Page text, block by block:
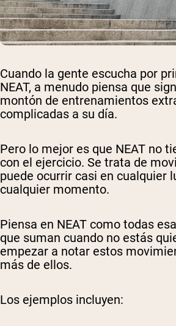
Cuando la gente escucha por
NEAT, a menudo piensa que
montón de entrenamientos
complicadas a su día.
Pero lo mejor es que NEAT no
con el ejercicio. Se trata de
puede ocurrir casi en cualquier
cualquier momento.
Piensa en NEAT como todas
que suman cuando no estás
empezar a notar estos
más de ellos.
Los ejemplos incluyen: